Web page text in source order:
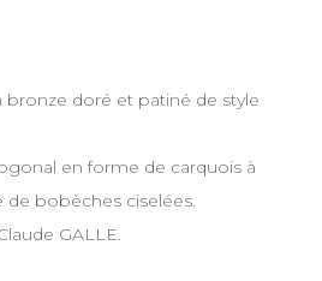
doré et patiné de style
en forme de carquois à
de bobèches ciselées.
GALLE.